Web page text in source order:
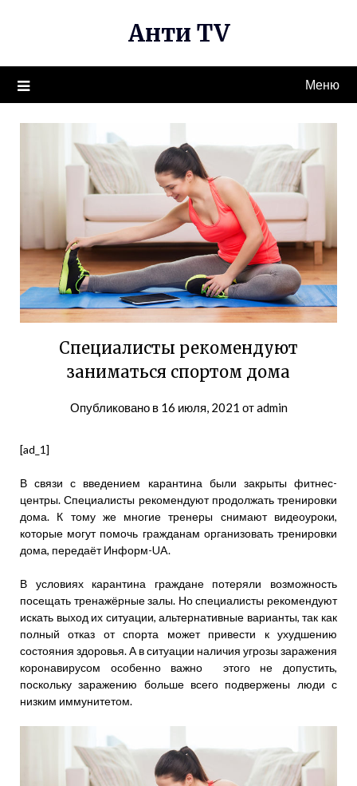
Анти TV
Меню
Специалисты рекомендуют
заниматься спортом дома
Опубликовано в 16 июля, 2021 отadmin
[ad_1]
В связи с введением карантина были закрыты фитнес-
центры. Специалисты рекомендуют продолжать тренировки
дома. К тому же многие тренеры снимают видеоуроки,
которые могут помочь гражданам организовать тренировки
дома, передаёт Информ-UA.
В условиях карантина граждане потеряли возможность
посещать тренажёрные залы. Но специалисты рекомендуют
искать выход их ситуации, альтернативные варианты, так как
полный отказ от спорта может привести к ухудшению
состояния здоровья. А в ситуации наличия угрозы заражения
коронавирусом особенно важно этого не допустить,
поскольку заражению больше всего подвержены люди с
низким иммунитетом.